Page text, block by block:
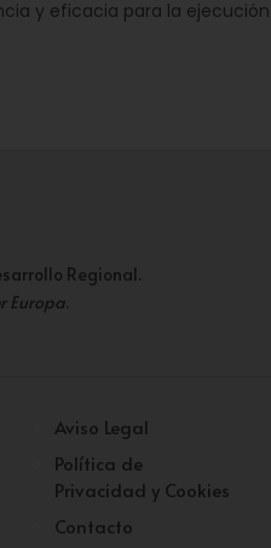
y eficacia para la
Regional.
Europa.
Aviso Legal
Política de
Privacidad y Cookies
Contacto